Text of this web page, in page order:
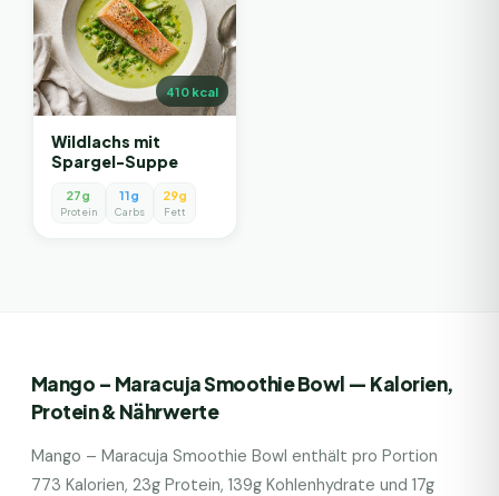
410kcal
Wildlachs mit
Spargel-Suppe
27g
Protein
11g
Carbs
29g
Fett
Mango – Maracuja Smoothie Bowl — Kalorien,
Protein & Nährwerte
Mango – Maracuja Smoothie Bowl enthält pro Portion
773 Kalorien, 23g Protein, 139g Kohlenhydrate und 17g